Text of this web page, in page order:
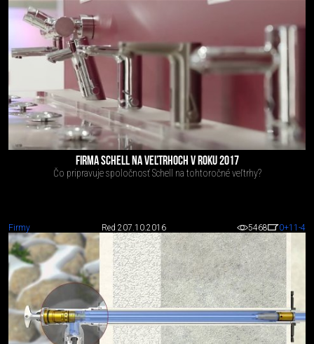
FIRMA SCHELL NA VEĽTRHOCH V ROKU 2017
Čo pripravuje spoločnosť Schell na tohtoročné veľtrhy?
Firmy Red 207.10.2016 5468 0+11 -4